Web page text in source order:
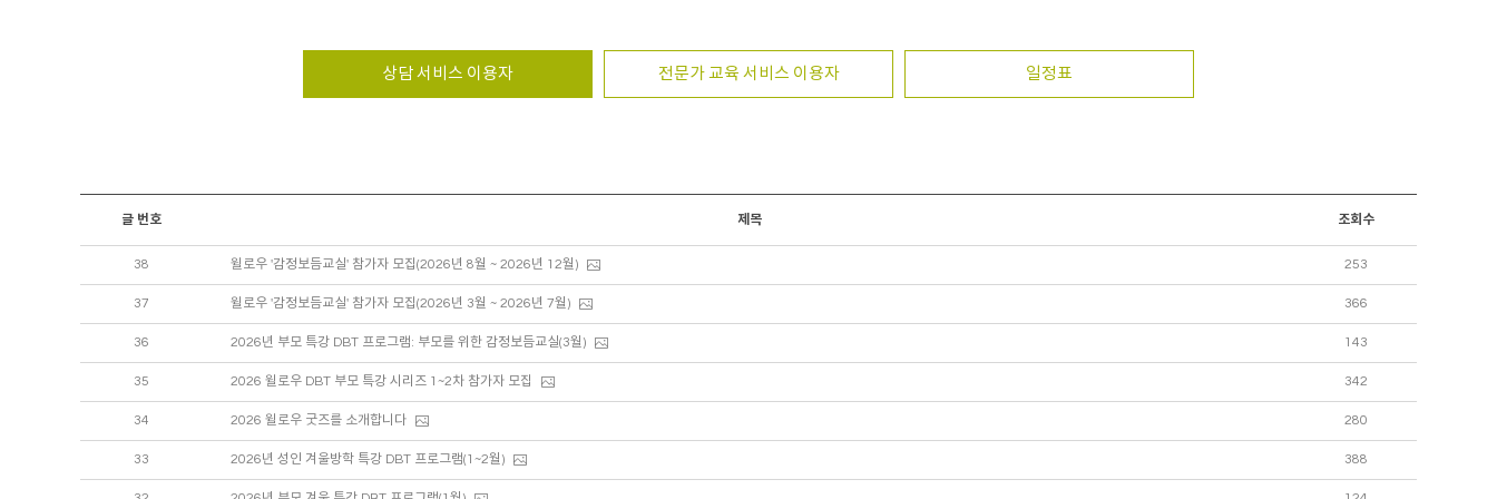
상담 서비스 이용자 전문가 교육 서비스 이용자 일정표
글 번호 제목 조회수
38 윌로우 '감정보듬교실' 참가자 모집(2026년 8월 ~ 2026년 12월) 253
37 윌로우 '감정보듬교실' 참가자 모집(2026년 3월 ~ 2026년 7월) 366
36 2026년 부모 특강 DBT 프로그램: 부모를 위한 감정보듬교실(3월) 143
35 2026 윌로우 DBT 부모 특강 시리즈 1~2차 참가자 모집 342
34 2026 윌로우 굿즈를 소개합니다 280
33 2026년 성인 겨울방학 특강 DBT 프로그램(1~2월) 388